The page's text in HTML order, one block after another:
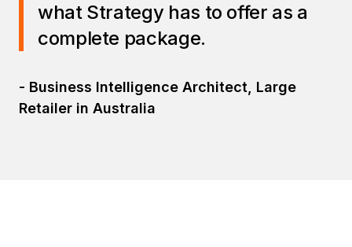
what Strategy has to offer as a
complete package.
- Business Intelligence Architect, Large
Retailer in Australia